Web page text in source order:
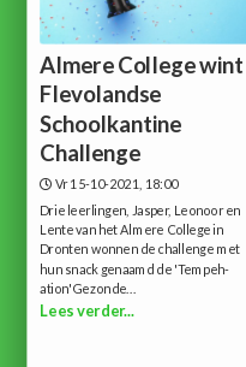
Almere College wint
Flevolandse
Schoolkantine
Challenge
Vr 15-10-2021, 18:00
Drie leerlingen, Jasper, Leonoor en
Lente van het Almere College in
Dronten wonnen de challenge met
hun snack genaamd de 'Tempeh-
ation'Gezonde...
Lees verder...